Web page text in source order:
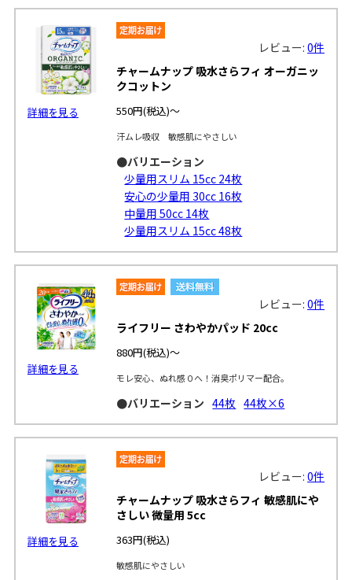
詳細を見る
レビュー:0件
チャームナップ 吸水さらフィ オーガニッ
クコットン
550円(税込)～
汗ムレ吸収 敏感肌にやさしい
●バリエーション
少量用スリム 15cc 24枚
安心の少量用 30cc 16枚
中量用 50cc 14枚
少量用スリム 15cc 48枚
詳細を見る
レビュー:0件
ライフリー さわやかパッド 20cc
880円(税込)～
モレ安心、ぬれ感０へ！消臭ポリマー配合。
●バリエーション 44枚 44枚×6
詳細を見る
レビュー:0件
チャームナップ 吸水さらフィ 敏感肌にや
さしい 微量用 5cc
363円(税込)
敏感肌にやさしい